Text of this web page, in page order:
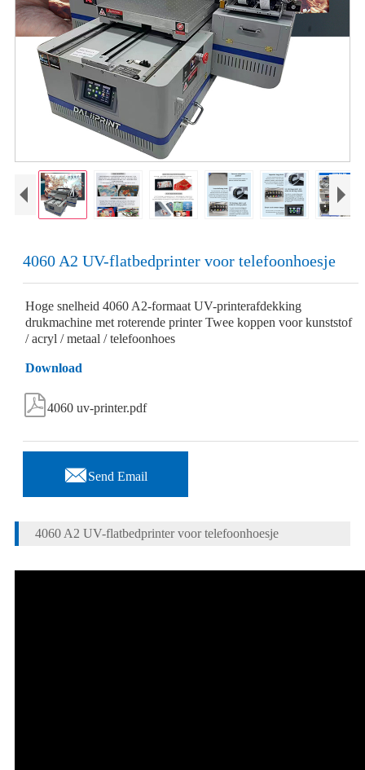
4060 A2 UV-flatbedprinter voor telefoonhoesje
Hoge snelheid 4060 A2-formaat UV-printerafdekking
drukmachine met roterende printer Twee koppen voor kunststof
/ acryl / metaal / telefoonhoes
Download
4060 uv-printer.pdf
Send Email
4060 A2 UV-flatbedprinter voor telefoonhoesje